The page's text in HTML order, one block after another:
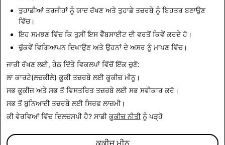
ਸਾਰੇ ਕਾਰਜਕਾਰੀ ਅਧਿਕਾਰੀਆਂ 'ਤੇ ਵਾਪਸ ਜਾਓ
ਤੁਹਾਡੀਆਂ ਤਰਜੀਹਾਂ ਨੂੰ ਯਾਦ ਰੱਖਣ ਅਤੇ ਤੁਹਾਡੇ ਤਜ਼ਰਬੇ ਨੂੰ ਬਿਹਤਰ ਬਣਾਉਣ
ਵਿੱਚ।
ਇਹ ਸਮਝਣ ਵਿੱਚ ਕਿ ਤੁਸੀਂ ਇਸ ਵੈੱਬਸਾਈਟ ਦੀ ਵਰਤੋਂ ਕਿਵੇਂ ਕਰਦੇ ਹੋ।
ਢੁੱਕਵੇਂ ਵਿਗਿਆਪਨ ਦਿਖਾਉਣ ਅਤੇ ਉਹਨਾਂ ਦੇ ਅਸਰ ਨੂੰ ਮਾਪਣ ਵਿੱਚ।
ਜਾਰੀ ਰੱਖਣ ਲਈ, ਹੇਠ ਦਿੱਤੇ ਵਿਕਲਪਾਂ ਵਿੱਚੋਂ ਇੱਕ ਚੁਣੋ:
ਲਾ ਕਾਰਟੇ(ਲਚਕੀਲੇ) ਕੂਕੀ ਤਜ਼ਰਬੇ ਲਈਕੂਕੀਜ਼ ਮੀਨੂ ।
ਸਭ ਕੂਕੀਜ਼ ਅਤੇ ਸਭ ਤੋਂ ਵਿਸਤਰਿਤ ਤਜ਼ਰਬੇ ਲਈਸਭ ਸਵੀਕਾਰ ਕਰੋ ।
ਸਭ ਤੋਂ ਬੁਨਿਆਦੀ ਤਜ਼ਰਬੇ ਲਈਸਿਰਫ ਲਾਜ਼ਮੀ।
ਕੀ ਵੇਰਵਿਆਂ ਵਿੱਚ ਦਿਲਚਸਪੀ ਹੈ? ਸਾਡੀਕੂਕੀਜ਼ ਨੀਤੀਨੂੰ ਪੜ੍ਹੋ
ਕੂਕੀਜ਼ ਮੀਨੂ